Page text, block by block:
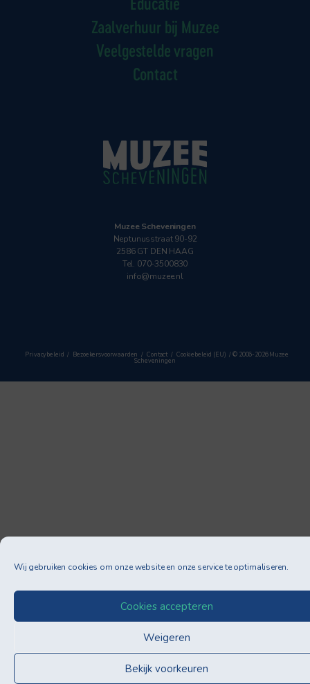
Wij gebruiken cookies om onze website en onze service te optimaliseren.
Cookies accepteren
Weigeren
Bekijk voorkeuren
Muzee Scheveningen
Neptunusstraat 90-92
2586 GT DEN HAAG
Tel. 070-3500830
info@muzee.nl
Zaalverhuur bij Muzee
Veelgestelde vragen
Contact
Privacybeleid Bezoekersvoorwaarden Contact Cookiebeleid (EU) © 2006-2026 Muzee
Scheveningen